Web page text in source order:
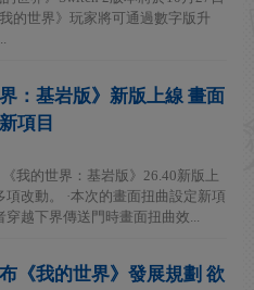
的世界》玩家將可通過數字版升
界：基岩版》新版上線 畫面
項目
我的世界：基岩版》26.40新版上
改動。 ·本次的畫面扭曲設定新項
越下界傳送門時畫面扭曲效...
《我的世界》發展規劃 欲